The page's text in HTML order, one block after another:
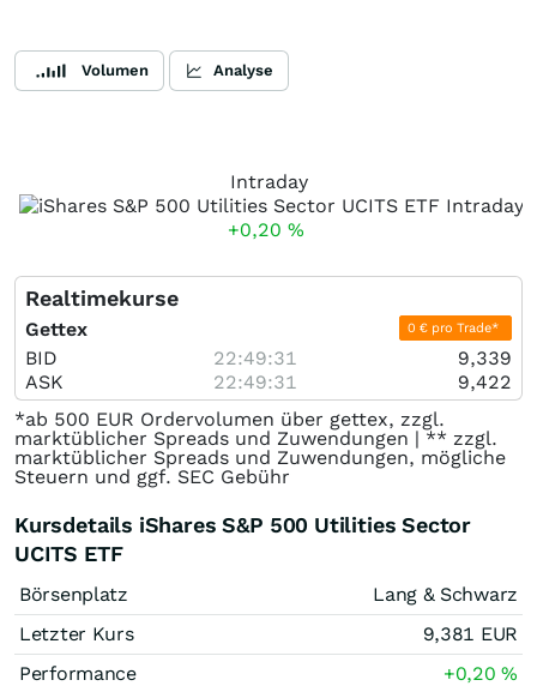
Volumen Analyse
Intraday
+0,20 %
Realtimekurse
Gettex 0 € pro Trade*
BID 22:49:31
9,339
ASK
22:49:31
9,422
*ab 500 EUR Ordervolumen über gettex, zzgl.
marktüblicher Spreads und Zuwendungen | ** zzgl.
marktüblicher Spreads und Zuwendungen, mögliche
Steuern und ggf. SEC Gebühr
Kursdetails iShares S&P 500 Utilities Sector
UCITS ETF
Börsenplatz
Lang & Schwarz
Letzter Kurs
9,381 EUR
Performance
+0,20%